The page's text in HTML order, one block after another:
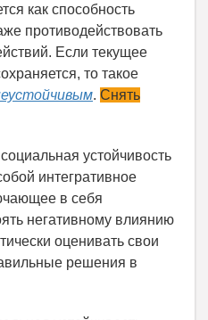
как способность
противодействовать
Если текущее
то такое
. Снять
устойчивость
интегративное
в себя
негативному влиянию
оценивать свои
решения в